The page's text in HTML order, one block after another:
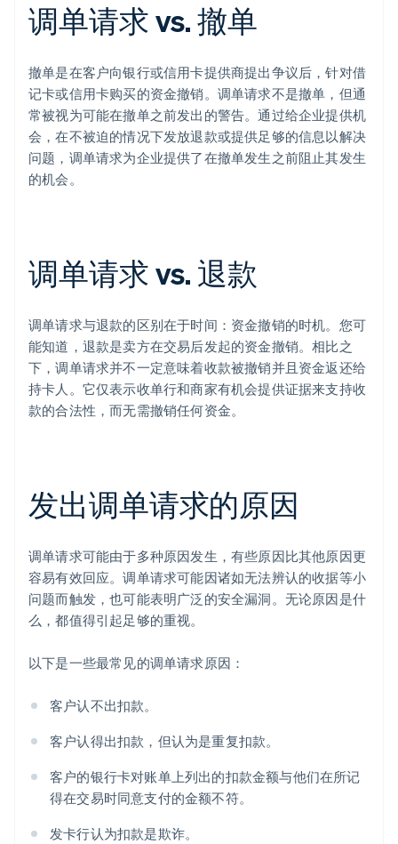
调单请求 vs. 撤单
撤单是在客户向银行或信用卡提供商提出争议后，针对借
记卡或信用卡购买的资金撤销。调单请求不是撤单，但通
常被视为可能在撤单之前发出的警告。通过给企业提供机
会，在不被迫的情况下发放退款或提供足够的信息以解决
问题，调单请求为企业提供了在撤单发生之前阻止其发生
的机会。
调单请求 vs. 退款
调单请求与退款的区别在于时间：资金撤销的时机。您可
能知道，退款是卖方在交易后发起的资金撤销。相比之
下，调单请求并不一定意味着收款被撤销并且资金返还给
持卡人。它仅表示收单行和商家有机会提供证据来支持收
款的合法性，而无需撤销任何资金。
发出调单请求的原因
调单请求可能由于多种原因发生，有些原因比其他原因更
容易有效回应。调单请求可能因诸如无法辨认的收据等小
问题而触发，也可能表明广泛的安全漏洞。无论原因是什
么，都值得引起足够的重视。
以下是一些最常见的调单请求原因：
客户认不出扣款。
客户认得出扣款，但认为是重复扣款。
客户的银行卡对账单上列出的扣款金额与他们在所记
得在交易时同意支付的金额不符。
发卡行认为扣款是欺诈。